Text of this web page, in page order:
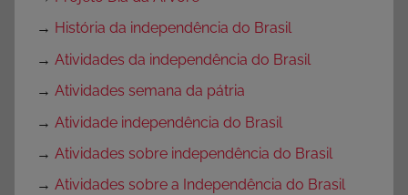
→ História da independência do Brasil
→ Atividades da independência do Brasil
→ Atividades semana da pátria
→ Atividade independência do Brasil
→ Atividades sobre independência do Brasil
→ Atividades sobre a Independência do Brasil